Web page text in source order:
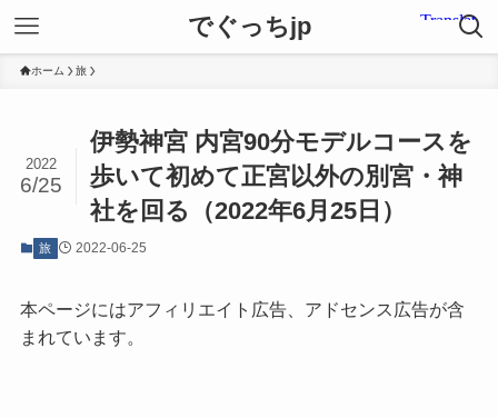
でぐっちjp
ホーム 旅
伊勢神宮 内宮90分モデルコースを
歩いて初めて正宮以外の別宮・神
社を回る（2022年6月25日）
2022
6/25
旅 2022-06-25
本ページにはアフィリエイト広告、アドセンス広告が含
まれています。